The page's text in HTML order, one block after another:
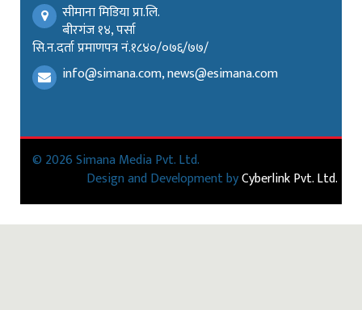
सीमाना मिडिया प्रा.लि.
बीरगंज १४, पर्सा
सि.न.दर्ता प्रमाणपत्र नं.१८४०/०७६/७७/
info@simana.com, news@esimana.com
© 2026 Simana Media Pvt. Ltd.
Design and Development byCyberlink Pvt. Ltd.